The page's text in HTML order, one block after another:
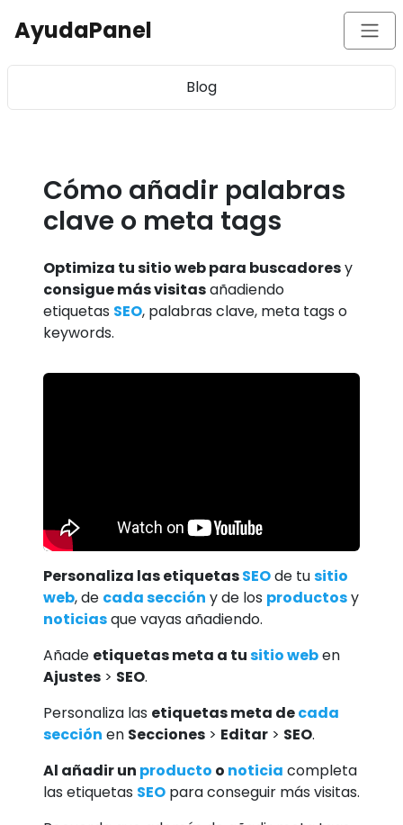
AyudaPanel
Blog
Cómo añadir palabras
clave o meta tags
Optimiza tu sitio web para buscadoresy
consigue más visitasañadiendo
etiquetas SEO, palabras clave, meta tags o
keywords.
Personaliza las etiquetasSEOde tusitio
web, de cada sección y de los productosy
noticiasque vayas añadiendo.
Añade etiquetas meta a tusitio weben
Ajustes > SEO.
Personaliza las etiquetas meta decada
sección en Secciones > Editar > SEO.
Al añadir un producto o noticia completa
las etiquetas SEO para conseguir más visitas.